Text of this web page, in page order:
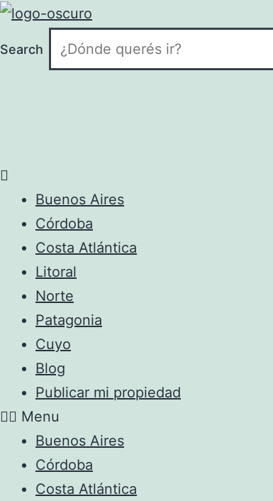
Search
Buenos Aires
Córdoba
Costa Atlántica
Litoral
Norte
Patagonia
Cuyo
Blog
Publicar mi propiedad
Menu
Buenos Aires
Córdoba
Costa Atlántica